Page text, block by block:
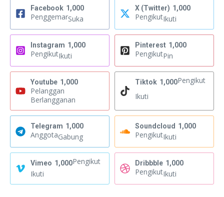
Facebook 1,000
PenggemarSuka
X (Twitter) 1,000
PengikutIkuti
Instagram 1,000
PengikutIkuti
Pinterest 1,000
PengikutPin
Youtube 1,000
Pelanggan
Berlangganan
Tiktok 1,000Pengikut
Ikuti
Telegram 1,000
AnggotaGabung
Soundcloud 1,000
PengikutIkuti
Vimeo 1,000Pengikut
Ikuti
Dribbble 1,000
PengikutIkuti